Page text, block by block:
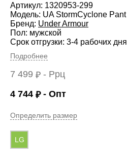
Артикул: 1320953-299
Модель: UA StormCyclone Pant
Бренд: Under Armour
Пол: мужской
Срок отгрузки: 3-4 рабочих дня
Подробнее
7 499 ₽ - Ррц
4 744 ₽- Опт
Определить размер
LG